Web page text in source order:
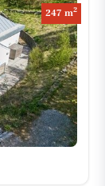
247 m2